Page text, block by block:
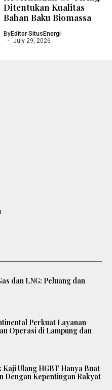
Ditentukan Kualitas
Bahan Baku Biomassa
ByEditor SitusEnergi
July 29, 2026
dan LNG: Peluang dan
Perkuat Layanan
Operasi di Lampung dan
Ulang HGBT Hanya Buat
Dengan Kepentingan Rakyat